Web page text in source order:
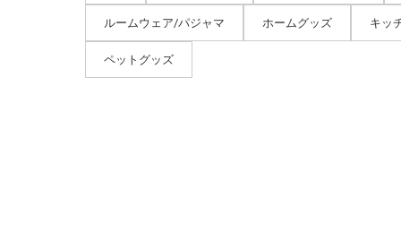
ルームウェア/パジャマ ホームグッズ キッ
ペットグッズ